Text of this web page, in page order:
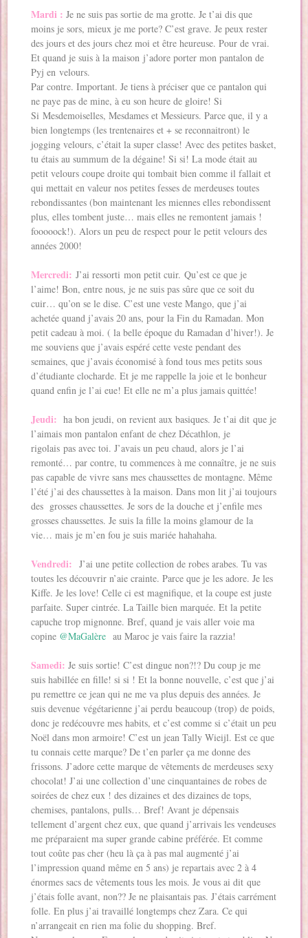
Mardi :Je ne suis pas sortie de ma grotte. Je t’ai dis que
moins je sors, mieux je me porte? C’est grave. Je peux rester
des jours et des jours chez moi et être heureuse. Pour de vrai.
Et quand je suis à la maison j’adore porter mon pantalon de
Pyj en velours.
Par contre. Important. Je tiens à préciser que ce pantalon qui
ne paye pas de mine, à eu son heure de gloire! Si
Si Mesdemoiselles, Mesdames et Messieurs. Parce que, il y a
bien longtemps (les trentenaires et + se reconnaitront) le
jogging velours, c’était la super classe! Avec des petites basket,
tu étais au summum de la dégaine! Si si! La mode était au
petit velours coupe droite qui tombait bien comme il fallait et
qui mettait en valeur nos petites fesses de merdeuses toutes
rebondissantes (bon maintenant les miennes elles rebondissent
plus, elles tombent juste… mais elles ne remontent jamais !
fooooock!). Alors un peu de respect pour le petit velours des
années 2000!
Mercredi:J’ai ressorti mon petit cuir. Qu’est ce que je
l’aime! Bon, entre nous, je ne suis pas sûre que ce soit du
cuir… qu’on se le dise. C’est une veste Mango, que j’ai
achetée quand j’avais 20 ans, pour la Fin du Ramadan. Mon
petit cadeau à moi. ( la belle époque du Ramadan d’hiver!). Je
me souviens que j’avais espéré cette veste pendant des
semaines, que j’avais économisé à fond tous mes petits sous
d’étudiante clocharde. Et je me rappelle la joie et le bonheur
quand enfin je l’ai eue! Et elle ne m’a plus jamais quittée!
Jeudi: ha bon jeudi, on revient aux basiques. Je t’ai dit que je
l’aimais mon pantalon enfant de chez Décathlon, je
rigolais pas avec toi. J’avais un peu chaud, alors je l’ai
remonté… par contre, tu commences à me connaître, je ne suis
pas capable de vivre sans mes chaussettes de montagne. Même
l’été j’ai des chaussettes à la maison. Dans mon lit j’ai toujours
des grosses chaussettes. Je sors de la douche et j’enfile mes
grosses chaussettes. Je suis la fille la moins glamour de la
vie… mais je m’en fou je suis mariée hahahaha.
Vendredi: J’ai une petite collection de robes arabes. Tu vas
toutes les découvrir n’aie crainte. Parce que je les adore. Je les
Kiffe. Je les love! Celle ci est magnifique, et la coupe est juste
parfaite. Super cintrée. La Taille bien marquée. Et la petite
capuche trop mignonne. Bref, quand je vais aller voie ma
copine @MaGalère au Maroc je vais faire la razzia!
Samedi:Je suis sortie! C’est dingue non?!? Du coup je me
suis habillée en fille! si si ! Et la bonne nouvelle, c’est que j’ai
pu remettre ce jean qui ne me va plus depuis des années. Je
suis devenue végétarienne j’ai perdu beaucoup (trop) de poids,
donc je redécouvre mes habits, et c’est comme si c’était un peu
Noël dans mon armoire! C’est un jean Tally Wieijl. Est ce que
tu connais cette marque? De t’en parler ça me donne des
frissons. J’adore cette marque de vêtements de merdeuses sexy
chocolat! J’ai une collection d’une cinquantaines de robes de
soirées de chez eux ! des dizaines et des dizaines de tops,
chemises, pantalons, pulls… Bref! Avant je dépensais
tellement d’argent chez eux, que quand j’arrivais les vendeuses
me préparaient ma super grande cabine préférée. Et comme
tout coûte pas cher (heu là ça à pas mal augmenté j’ai
l’impression quand même en 5 ans) je repartais avec 2 à 4
énormes sacs de vêtements tous les mois. Je vous ai dit que
j’étais folle avant, non?? Je ne plaisantais pas. J’étais carrément
folle. En plus j’ai travaillé longtemps chez Zara. Ce qui
n’arrangeait en rien ma folie du shopping. Bref.